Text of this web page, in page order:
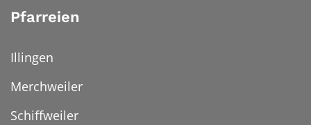
Pfarreien
Illingen
Merchweiler
Schiffweiler